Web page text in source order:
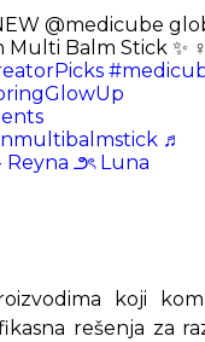
@medicube
Multi Balm Stick ✨ ‍♀️
♬
౨ৎ Luna
koji
rešenja za